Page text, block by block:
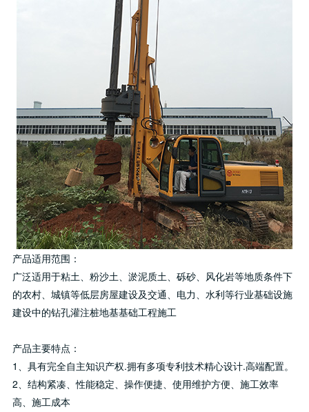
产品适用范围：
广泛适用于粘土、粉沙土、淤泥质土、砾砂、风化岩等地质条件下
的农村、城镇等低层房屋建设及交通、电力、水利等行业基础设施
建设中的钻孔灌注桩地基基础工程施工
产品主要特点：
1、具有完全自主知识产权.拥有多项专利技术精心设计.高端配置。
2、结构紧凑、性能稳定、操作便捷、使用维护方便、施工效率
高、施工成本